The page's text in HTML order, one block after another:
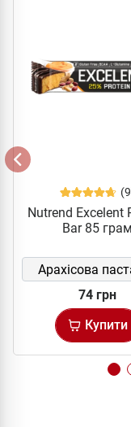
Nutrend Excelent
Bar 85 грам
74 грн
Купити